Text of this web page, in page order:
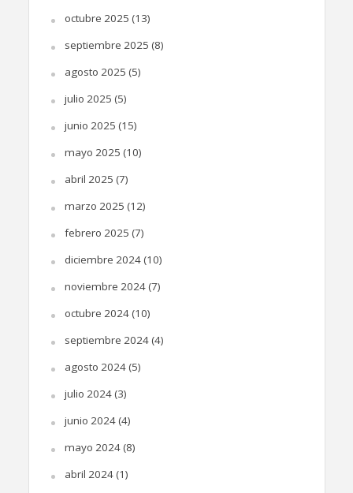
octubre 2025 (13)
septiembre 2025 (8)
agosto 2025 (5)
julio 2025 (5)
junio 2025 (15)
mayo 2025 (10)
abril 2025 (7)
marzo 2025 (12)
febrero 2025 (7)
diciembre 2024(10)
noviembre 2024(7)
octubre 2024(10)
septiembre 2024(4)
agosto 2024(5)
julio 2024(3)
junio 2024(4)
mayo 2024(8)
abril 2024(1)